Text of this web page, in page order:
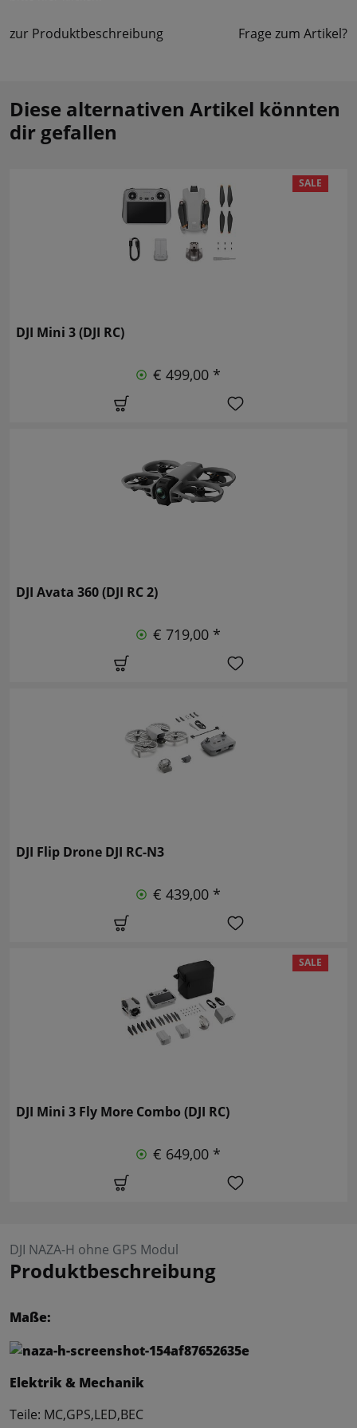
zur Produktbeschreibung Frage zum Artikel?
Diese alternativen Artikel könnten
dir gefallen
SALE
DJI Mini 3 (DJI RC)
€ 499,00 *
DJI Avata 360 (DJI RC 2)
€ 719,00 *
DJI Flip Drone DJI RC-N3
€ 439,00 *
SALE
DJI Mini 3 Fly More Combo (DJI RC)
€ 649,00 *
DJI NAZA-H ohne GPS Modul
Produktbeschreibung
Maße:
Elektrik & Mechanik
Teile: MC,GPS,LED,BEC